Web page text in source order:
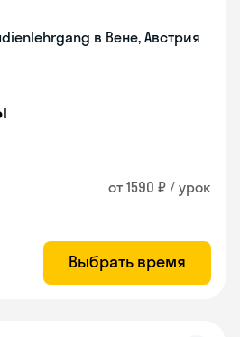
в Вене, Австрия
от 1590 ₽ / урок
Выбрать время